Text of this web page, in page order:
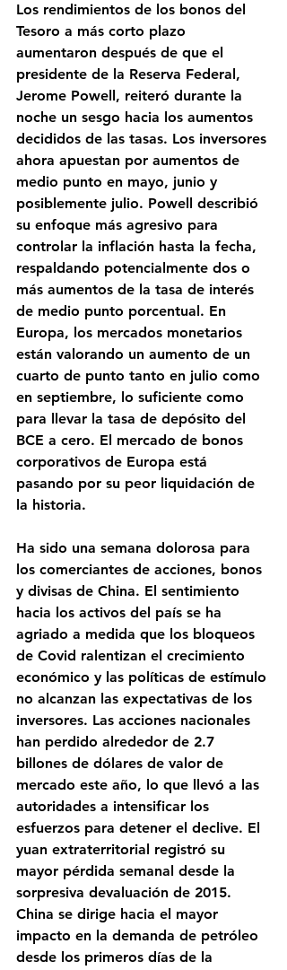
Los rendimientos de los bonos del
Tesoro a más corto plazo
aumentaron después de que el
presidente de la Reserva Federal,
Jerome Powell, reiteró durante la
noche un sesgo hacia los aumentos
decididos de las tasas. Los inversores
ahora apuestan por aumentos de
medio punto en mayo, junio y
posiblemente julio. Powell describió
su enfoque más agresivo para
controlar la inflación hasta la fecha,
respaldando potencialmente dos o
más aumentos de la tasa de interés
de medio punto porcentual. En
Europa, los mercados monetarios
están valorando un aumento de un
cuarto de punto tanto en julio como
en septiembre, lo suficiente como
para llevar la tasa de depósito del
BCE a cero. El mercado de bonos
corporativos de Europa está
pasando por su peor liquidación de
la historia.
Ha sido una semana dolorosa para
los comerciantes de acciones, bonos
y divisas de China. El sentimiento
hacia los activos del país se ha
agriado a medida que los bloqueos
de Covid ralentizan el crecimiento
económico y las políticas de estímulo
no alcanzan las expectativas de los
inversores. Las acciones nacionales
han perdido alrededor de 2.7
billones de dólares de valor de
mercado este año, lo que llevó a las
autoridades a intensificar los
esfuerzos para detener el declive. El
yuan extraterritorial registró su
mayor pérdida semanal desde la
sorpresiva devaluación de 2015.
China se dirige hacia el mayor
impacto en la demanda de petróleo
desde los primeros días de la